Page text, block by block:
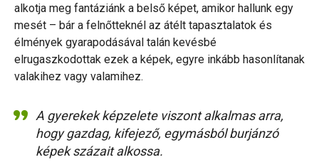
alkotja meg fantáziánk a belső képet, amikor hallunk egy
mesét – bár a felnőtteknél az átélt tapasztalatok és
élmények gyarapodásával talán kevésbé
elrugaszkodottak ezek a képek, egyre inkább hasonlítanak
valakihez vagy valamihez.
A gyerekek képzelete viszont alkalmas arra,
hogy gazdag, kifejező, egymásból burjánzó
képek százait alkossa.